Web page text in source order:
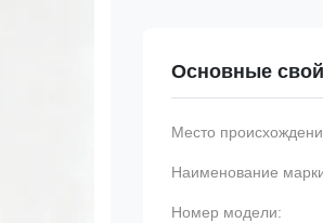
Основные
Место
Наименование
Номер модели: